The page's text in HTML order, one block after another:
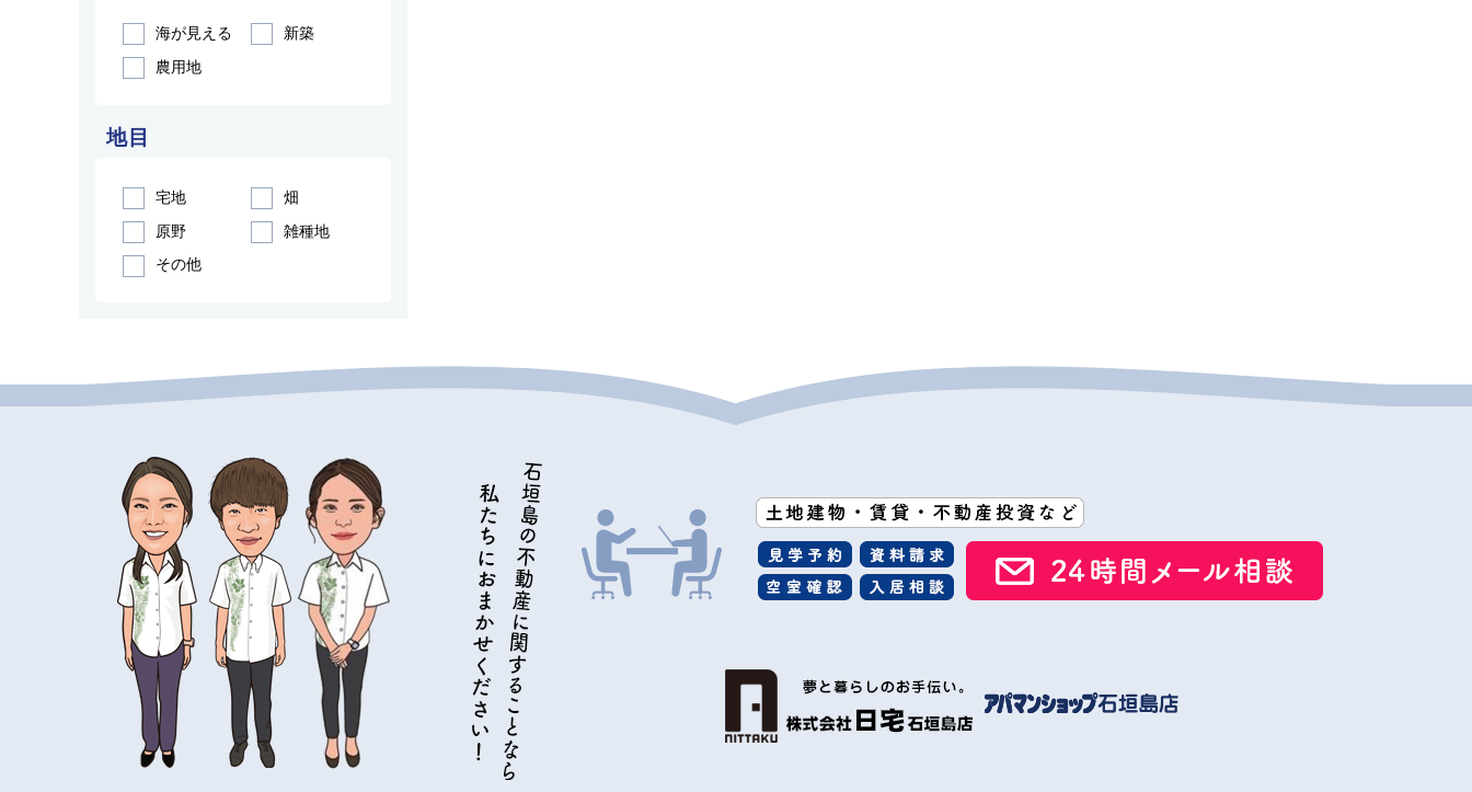
海が見える
新築
農用地
地目
宅地
畑
原野
雑種地
その他